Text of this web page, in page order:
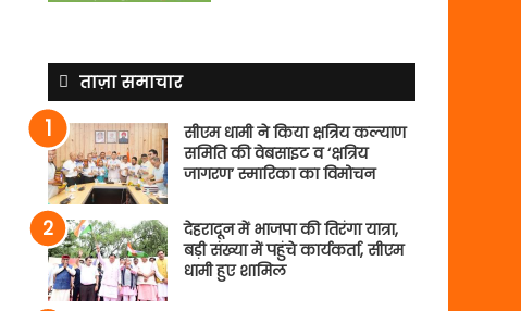
ताज़ा समाचार
सीएम धामी ने किया क्षत्रिय कल्याण
समिति की वेबसाइट व ‘क्षत्रिय
जागरण’ स्मारिका का विमोचन
देहरादून में भाजपा की तिरंगा यात्रा,
बड़ी संख्या में पहुंचे कार्यकर्ता, सीएम
धामी हुए शामिल